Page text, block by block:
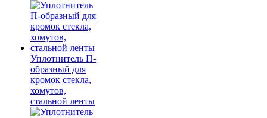
Уплотнитель П-
образный для
кромок стекла,
хомутов,
стальной ленты